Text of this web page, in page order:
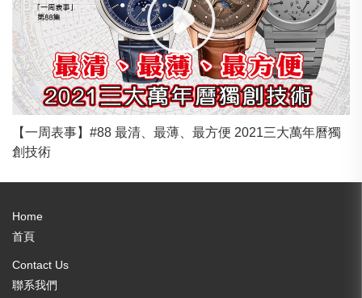
【一周表事】#88 最清、最薄、最方便 2021三大萬年曆獨
創技術
Home
首頁
Contact Us
聯系我們